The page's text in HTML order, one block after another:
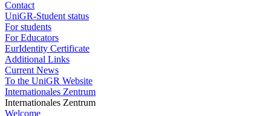
Contact
UniGR-Student status
For students
For Educators
EurIdentity Certificate
Additional Links
Current News
To the UniGR Website
Internationales Zentrum
Internationales Zentrum
Welcome